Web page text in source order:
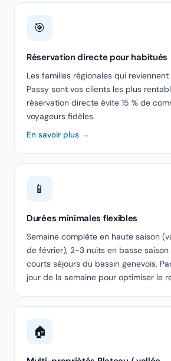
🎯
Réservation directe pour habitués
Les familles régionales qui
Passy sont vos clients les plus
réservation directe évite 15 % de
voyageurs fidèles.
En savoir plus →
📱
Durées minimales flexibles
Semaine complète en haute saison
de février), 2-3 nuits en basse
courts séjours du bassin genevois.
jour de la semaine pour optimiser le
🏠